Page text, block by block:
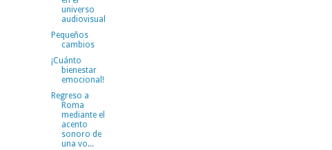
universo
audiovisual
Pequeños
cambios
¡Cuánto
bienestar
emocional!
Regreso a
Roma
mediante el
acento
sonoro de
una vo...